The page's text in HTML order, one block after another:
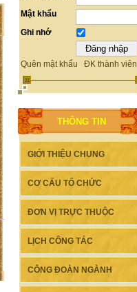
Mật khẩu
Ghi nhớ
Quên mật khẩu ĐK thành viên
THÔNG TIN
GIỚI THIỆU CHUNG
CƠ CẤU TỔ CHỨC
ĐƠN VỊ TRỰC THUỘC
LỊCH CÔNG TÁC
CÔNG ĐOÀN NGÀNH